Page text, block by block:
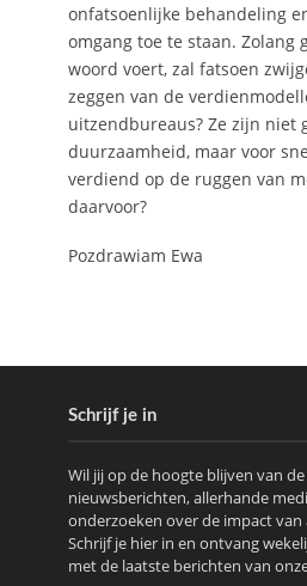
onfatsoenlijke behandeling
omgang toe te staan. Zolang
woord voert, zal fatsoen
zeggen van de
uitzendbureaus? Ze zijn niet
duurzaamheid, maar voor
verdiend op de ruggen van
daarvoor?
Pozdrawiam Ewa
Schrijf je in
Wil jij op de hoogte blijven van
nieuwsberichten, allerhande
onderzoeken over de impact van
Schrijf je hier in en ontvang
met de laatste berichten van